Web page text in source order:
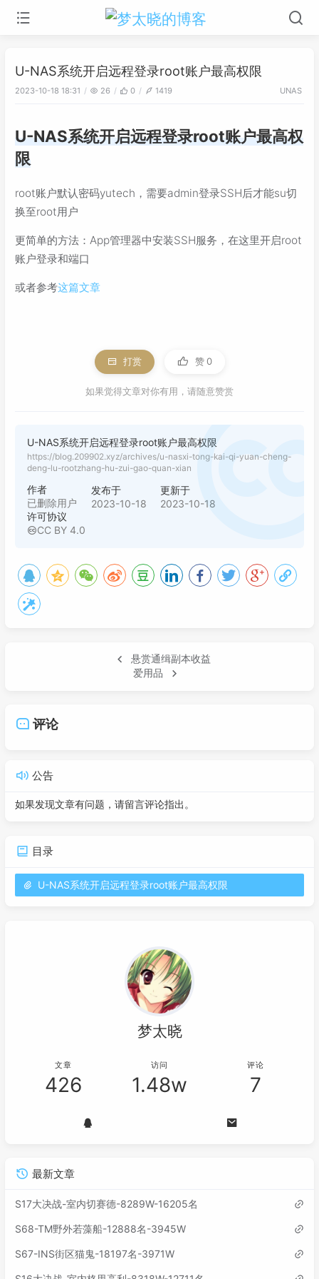
U-NAS系统开启远程登录root账户最高权限
2023-10-18 18:31 26 0 1419 UNAS
U-NAS系统开启远程登录root账户最高权
限
root账户默认密码yutech，需要admin登录SSH后才能su切
换至root用户
更简单的方法：App管理器中安装SSH服务，在这里开启root
账户登录和端口
或者参考这篇文章
打赏 赞 0
如果觉得文章对你有用，请随意赞赏
U-NAS系统开启远程登录root账户最高权限
https://blog.209902.xyz/archives/u-nasxi-tong-kai-qi-yuan-cheng-
deng-lu-rootzhang-hu-zui-gao-quan-xian
作者
已删除用户
发布于
2023-10-18
更新于
2023-10-18
许可协议
CC BY 4.0
悬赏通缉副本收益
爱用品
评论
公告
如果发现文章有问题，请留言评论指出。
目录
U-NAS系统开启远程登录root账户最高权限
梦太晓
文章
426
访问
1.48w
评论
7
最新文章
S17大决战-室内切赛德-8289W-16205名
S68-TM野外若藻船-12888名-3945W
S67-INS街区猫鬼-18197名-3971W